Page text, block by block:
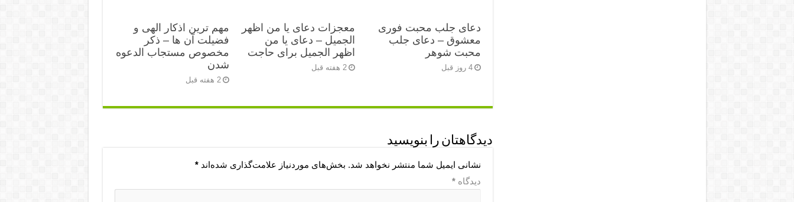
دعای جلب محبت فوری
معشوق – دعای جلب
محبت شوهر
4 روز قبل
معجزات دعای یا من اظهر
الجمیل – دعای یا من
اظهر الجمیل برای حاجت
2 هفته قبل
مهم ترین اذکار الهی و
فضیلت آن ها – ذکر
مخصوص مستجاب الدعوه
شدن
2 هفته قبل
دیدگاهتان را بنویسید
نشانی ایمیل شما منتشر نخواهد شد. بخش‌های موردنیاز علامت‌گذاری شده‌اند*
دیدگاه*